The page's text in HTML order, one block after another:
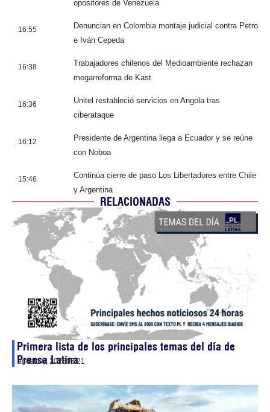
opositores de Venezuela
16:55
Denuncian en Colombia montaje judicial contra Petro
e Iván Cepeda
16:38
Trabajadores chilenos del Medioambiente rechazan
megarreforma de Kast
16:36
Unitel restableció servicios en Angola tras
ciberataque
16:12
Presidente de Argentina llega a Ecuador y se reúne
con Noboa
15:46
Continúa cierre de paso Los Libertadores entre Chile
y Argentina
RELACIONADAS
Primera lista de los principales temas del día de
Prensa Latina
agosto 6, 202605:21